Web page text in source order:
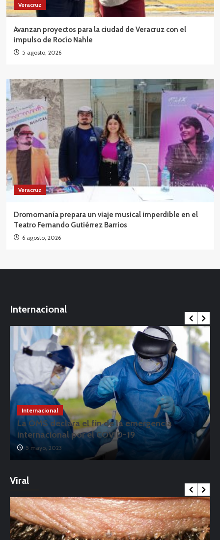
Veracruz
Avanzan proyectos para la ciudad de Veracruz con el
impulso de Rocío Nahle
5 agosto, 2026
Veracruz
Dromomanía prepara un viaje musical imperdible en el
Teatro Fernando Gutiérrez Barrios
6 agosto, 2026
Internacional
Internacional
La OMS declara el fin de la emergencia
internacional por el COVID-19
5 mayo, 2023
Viral